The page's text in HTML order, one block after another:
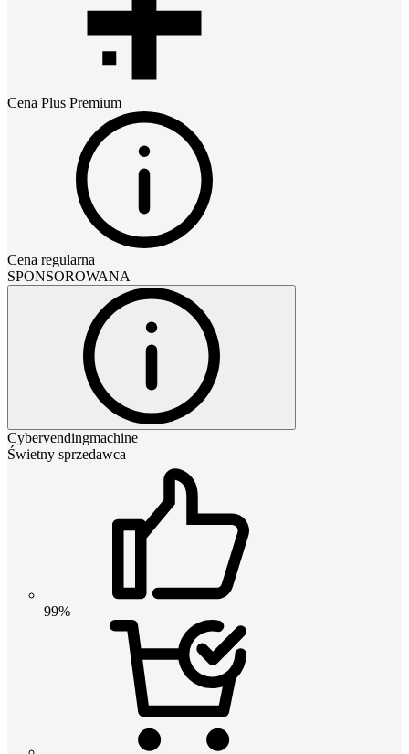
Cena Plus Premium
Cena regularna
SPONSOROWANA
Cybervendingmachine
Świetny sprzedawca
99%